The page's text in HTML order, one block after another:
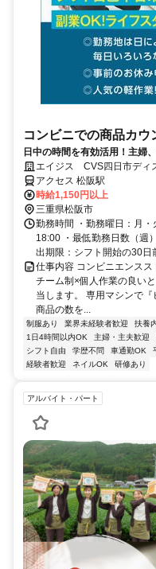
コンビニでの商品カ
日中の時間を有効活用！主婦
接で合否決定！応募時は履歴
エイジス CVS四日市ディ
アクセス 松阪駅
時給1,150円以上
三重県松阪市
勤務時間 ・勤務曜日：月
18:00 ・最低勤務日数（週
出期限：シフト開始の30日
仕事内容 コンビニエンスス
チーム制×個人作業の良い
当します。 専用マシンで『
商品の数を...
制服あり 業界未経験者歓迎 扶養
1日4時間以内OK
主婦・主夫歓迎
シフト自由
学歴不問 車通勤OK
経験者歓迎
ネイルOK 研修あり
アルバイト・パート